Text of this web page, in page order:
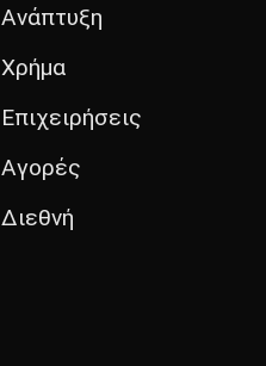
Ανάπτυξη
Χρήμα
Επιχειρήσεις
Αγορές
Διεθνή